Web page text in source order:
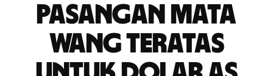
Pasangan mata
wang teratas